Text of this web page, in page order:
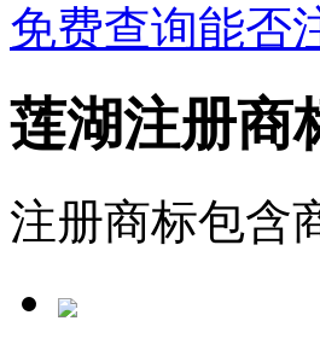
免费查询能否
莲湖注册商
注册商标包含